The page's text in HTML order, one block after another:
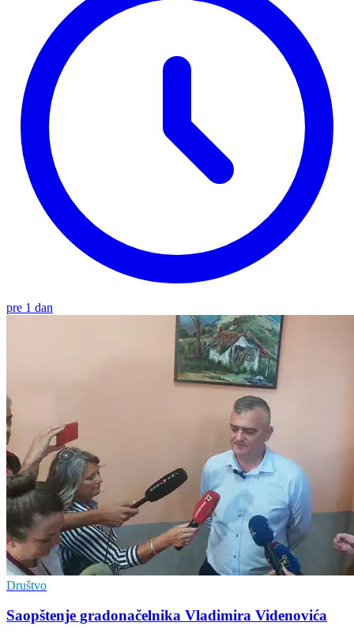
pre 1 dan
Društvo
Saopštenje gradonačelnika Vladimira Videnovića